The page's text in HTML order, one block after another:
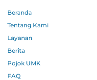
Beranda
Tentang Kami
Layanan
Berita
Pojok UMK
FAQ